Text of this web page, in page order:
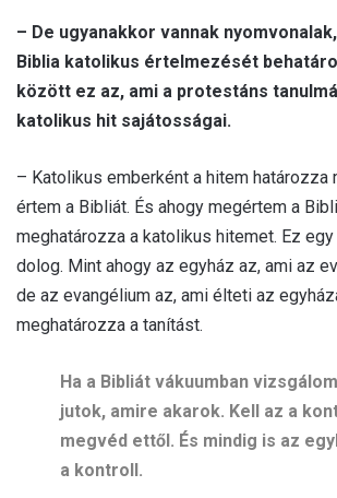
– De ugyanakkor vannak
Biblia katolikus értelmezését
között ez az, ami a protestáns
katolikus hit sajátosságai.
– Katolikus emberként a hitem határozza
értem a Bibliát. És ahogy megértem a
meghatározza a katolikus hitemet. Ez
dolog. Mint ahogy az egyház az, ami az
de az evangélium az, ami élteti az
meghatározza a tanítást.
Ha a Bibliát vákuumban
jutok, amire akarok. Kell az a
megvéd ettől. És mindig is az
a kontroll.